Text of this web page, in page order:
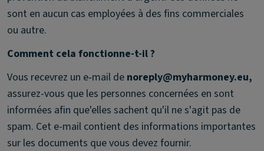
sont en aucun cas employées à des fins commerciales
ou autre.
Comment cela fonctionne-t-il ?
Vous recevrez un e‑mail de noreply@myharmoney.eu,
assurez-vous que les personnes concernées en sont
informées afin que'elles sachent qu'il ne s'agit pas de
spam. Cet e-mail contient des informations importantes
sur les documents que vous devez fournir.